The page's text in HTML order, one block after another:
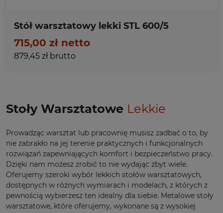
Stoły Warsztatowe Lekkie
Prowadząc warsztat lub pracownię musisz zadbać o to, by
nie zabrakło na jej terenie praktycznych i funkcjonalnych
rozwiązań zapewniających komfort i bezpieczeństwo pracy.
Dzięki nam możesz zrobić to nie wydając zbyt wiele.
Oferujemy szeroki wybór lekkich stołów warsztatowych,
dostępnych w różnych wymiarach i modelach, z których z
pewnością wybierzesz ten idealny dla siebie. Metalowe stoły
warsztatowe, które oferujemy, wykonane są z wysokiej
Stół warsztatowy lekki STL 600/5
715,00 zł netto
879,45 zł brutto